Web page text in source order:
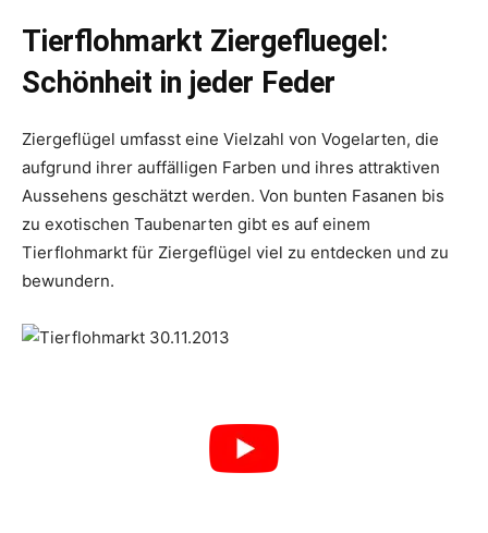
Tierflohmarkt Ziergefluegel:
Schönheit in jeder Feder
Ziergeflügel umfasst eine Vielzahl von Vogelarten, die
aufgrund ihrer auffälligen Farben und ihres attraktiven
Aussehens geschätzt werden. Von bunten Fasanen bis
zu exotischen Taubenarten gibt es auf einem
Tierflohmarkt für Ziergeflügel viel zu entdecken und zu
bewundern.